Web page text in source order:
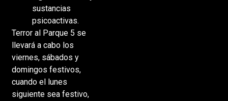
sustancias
psicoactivas.
Terror al Parque 5 se
llevará a cabo los
viernes, sábados y
domingos festivos,
cuando el lunes
siguiente sea festivo,